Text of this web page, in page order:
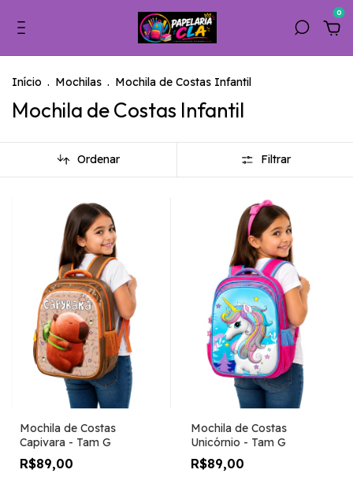
0
Início . Mochilas . Mochila de Costas Infantil
Mochila de Costas Infantil
Ordenar Filtrar
Mochila de Costas
Capivara - Tam G
R$89,00
Mochila de Costas
Unicórnio - Tam G
R$89,00